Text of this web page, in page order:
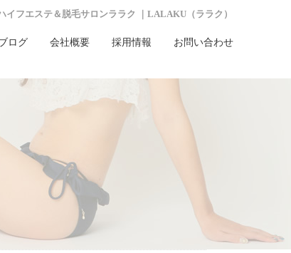
フエステ＆脱毛サロンララク ｜LALAKU（ララク）
ログ 会社概要 採用情報 お問い合わせ